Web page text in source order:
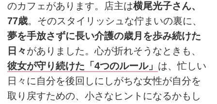
のカフェがあります。店主は横尾光子さん、
77歳。そのスタイリッシュな佇まいの裏に、
夢を手放さずに長い介護の歳月を歩み続けた
日々がありました。心が折れそうなときも、
彼女が守り続けた「4つのルール」 は、忙しい
日々に自分を後回しにしがちな女性が自分を
取り戻すための、小さなヒントになるかもし